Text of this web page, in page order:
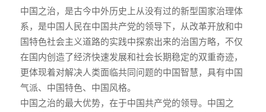
中国之治，是古今中外历史上从没有过的新型国家治理体
系，是中国人民在中国共产党的领导下，从改革开放和中
国特色社会主义道路的实践中探索出来的治国方略，不仅
在国内创造了经济快速发展和社会长期稳定的双重奇迹，
更体现着对解决人类面临共同问题的中国智慧，具有中国
气派、中国特色、中国风格。
中国之治的最大优势，在于中国共产党的领导。中国之